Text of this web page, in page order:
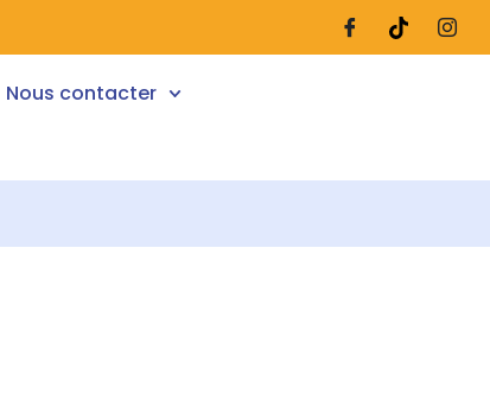
Nous contacter